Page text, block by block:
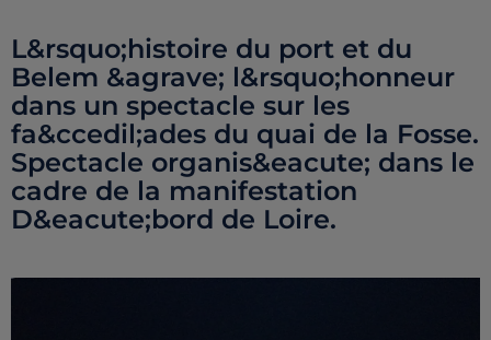
L&rsquo;histoire du port et du
Belem &agrave; l&rsquo;honneur
dans un spectacle sur les
fa&ccedil;ades du quai de la Fosse.
Spectacle organis&eacute; dans le
cadre de la manifestation
D&eacute;bord de Loire.